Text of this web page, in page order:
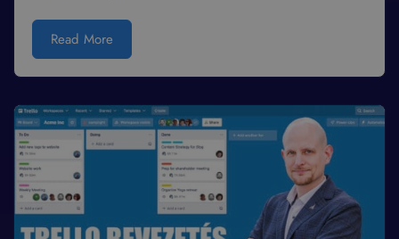
Read More